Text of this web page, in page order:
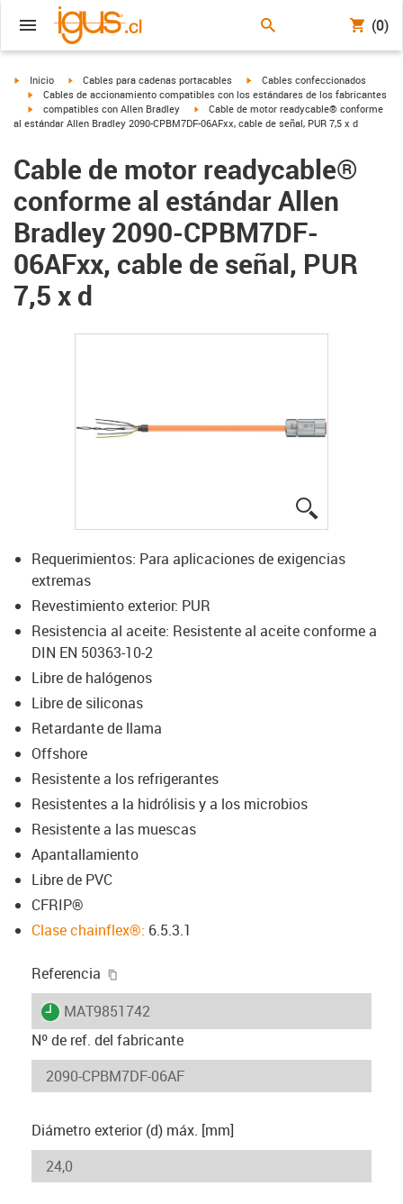
(0)
igus-icon-arrow-right
Inicio igus-icon-arrow-right
Cables para cadenas portacables igus-icon-arrow-right
Cables confeccionados
igus-icon-arrow-right
Cables de accionamiento compatibles con los estándares de los fabricantes
igus-icon-arrow-right
compatibles con Allen Bradley igus-icon-arrow-right
Cable de motor readycable® conforme
al estándar Allen Bradley 2090-CPBM7DF-06AFxx, cable de señal, PUR 7,5 x d
Cable de motor readycable®
conforme al estándar Allen
Bradley 2090-CPBM7DF-
06AFxx, cable de señal, PUR
7,5 x d
Requerimientos: Para aplicaciones de exigencias
extremas
Revestimiento exterior: PUR
Resistencia al aceite: Resistente al aceite conforme a
DIN EN 50363-10-2
Libre de halógenos
Libre de siliconas
Retardante de llama
Offshore
Resistente a los refrigerantes
Resistentes a la hidrólisis y a los microbios
Resistente a las muescas
Apantallamiento
Libre de PVC
CFRIP®
Clase chainflex®: 6.5.3.1
Referencia
igus-icon-lieferzeit
MAT9851742
Nº de ref. del fabricante
Diámetro exterior (d) máx. [mm]